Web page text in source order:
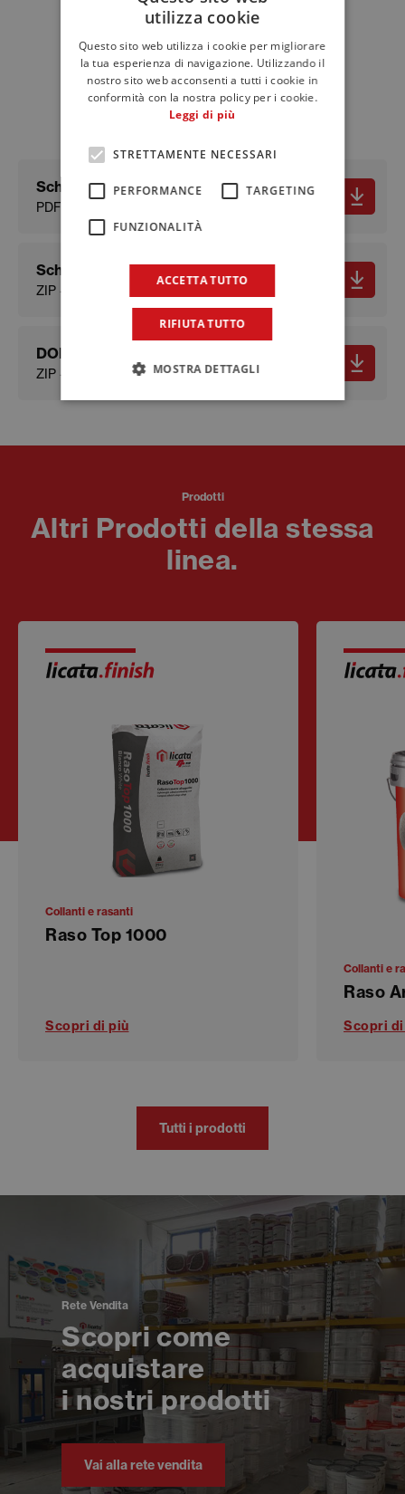
Schede tecniche e
documenti
Scheda tecnica
PDF - 641.4 KB
Scheda sicurezza
ZIP - 574.72 KB
DOP
ZIP - 108.66 KB
Prodotti
Altri Prodotti della stessa
linea.
Collanti e rasanti
Raso Top 1000
Scopri di più
Collanti e
Raso
Scopri
Tutti i prodotti
Rete Vendita
Scopri come
acquistare
i nostri prodotti
Vai alla rete vendita
ENGLISH
FRENCH
utilizza cookie
Questo sito web utilizza i cookie per migliorare
la tua esperienza di navigazione. Utilizzando il
nostro sito web acconsenti a tutti i cookie in
conformità con la nostra policy per i cookie.
Leggi di più
STRETTAMENTE NECESSARI
PERFORMANCE TARGETING
FUNZIONALITÀ
ACCETTA TUTTO
RIFIUTA TUTTO
MOSTRA DETTAGLI